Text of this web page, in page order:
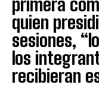
primera
quien
sesiones,
los
recibieran